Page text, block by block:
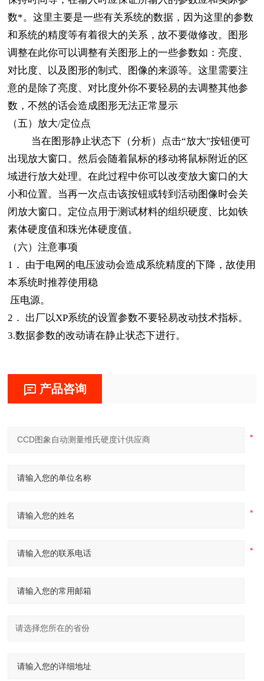
数*。这里主要是一些有关系统的数据，因为这里的参数
和系统的精度等有着很大的关系，故不要做修改。图形
调整在此你可以调整有关图形上的一些参数如：亮度、
对比度、以及图形的制式、图像的来源等。这里需要注
意的是除了亮度、对比度外你不要轻易的去调整其他参
数，不然的话会造成图形无法正常显示
（五）放大/定位点
当在图形静止状态下（分析）点击“放大"按钮便可
出现放大窗口。然后会随着鼠标的移动将鼠标附近的区
域进行放大处理。在此过程中你可以改变放大窗口的大
小和位置。当再一次点击该按钮或转到活动图像时会关
闭放大窗口。定位点用于测试材料的组织硬度、比如铁
素体硬度值和珠光体硬度值。
（六）注意事项
1．
由于电网的电压波动会造成系统精度的下降，故使用
本系统时推荐使用稳
压电源。
2．
出厂以XP系统的设置参数不要轻易改动技术指标。
3.数据参数的改动请在静止状态下进行。
产品咨询